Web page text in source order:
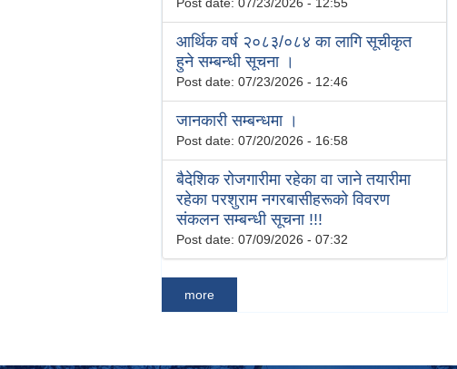
आर्थिक वर्ष २०८३/०८४ का लागि सूचीकृत
हुने सम्बन्धी सूचना ।
Post date: 07/23/2026 - 12:46
जानकारी सम्बन्धमा ।
Post date: 07/20/2026 - 16:58
बैदेशिक रोजगारीमा रहेका वा जाने तयारीमा
रहेका परशुराम नगरबासीहरूको विवरण
संकलन सम्बन्धी सूचना !!!
Post date: 07/09/2026 - 07:32
more